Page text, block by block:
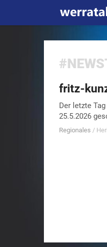
fritz-
Der letzte
25.5.2026
Regionales /